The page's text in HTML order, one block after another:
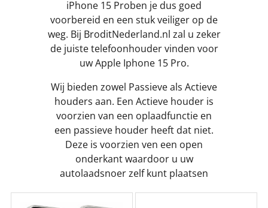
iPhone 15 Proben je dus goed
voorbereid en een stuk veiliger op de
weg. Bij BroditNederland.nl zal u zeker
de juiste telefoonhouder vinden voor
uw Apple Iphone 15 Pro.
Wij bieden zowel Passieve als Actieve
houders aan. Een Actieve houder is
voorzien van een oplaadfunctie en
een passieve houder heeft dat niet.
Deze is voorzien ven een open
onderkant waardoor u uw
autolaadsnoer zelf kunt plaatsen